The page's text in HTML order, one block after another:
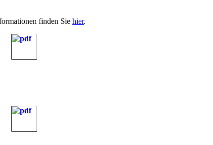
finden Sie hier.